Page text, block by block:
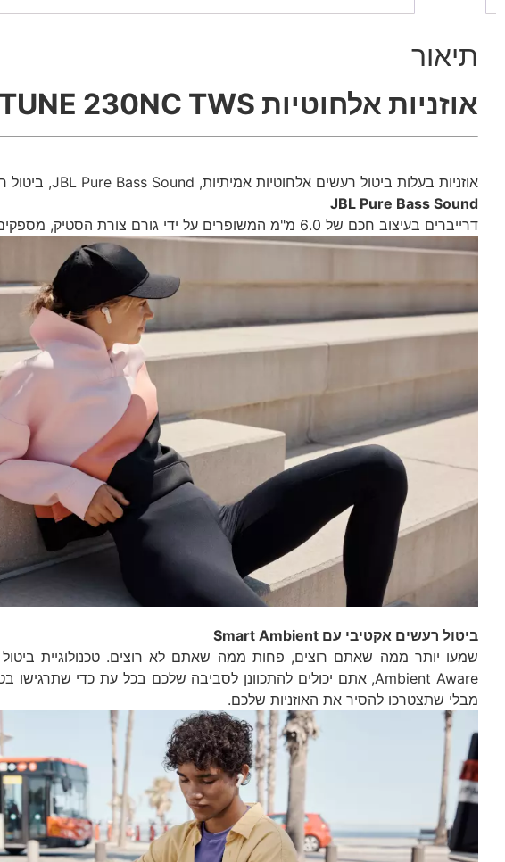
תיאור
אוזניות אלחוטיות JBL TUNE 230NC TWS
אוזניות בעלות ביטול רעשים אלחוטיות אמיתיות, JBL Pure Bass Sound, ביטול רעשים אקטיבי עם Smart Ambient, ו-4 מיקרופונים לשיחות קוליות מושלמות.
JBL Pure Bass Sound
דרייברים בעיצוב חכם של 6.0 מ"מ המשופרים על ידי גורם צורת הסטיק, מספקים את צליל הבס הטהור של JBL כך שתרגישו כל פעימה.
ביטול רעשים אקטיבי עם Smart Ambient
מבלי שתצטרכו להסיר את האוזניות שלכם.